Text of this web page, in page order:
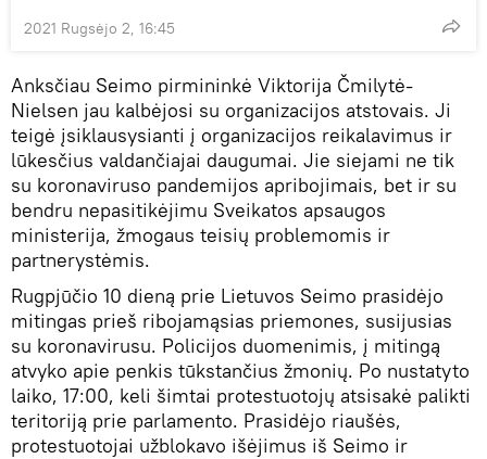
2021 Rugsėjo 2, 16:45
Anksčiau Seimo pirmininkė Viktorija Čmilytė-
Nielsen jau kalbėjosi su organizacijos atstovais. Ji
teigė įsiklausysianti į organizacijos reikalavimus ir
lūkesčius valdančiajai daugumai. Jie siejami ne tik
su koronaviruso pandemijos apribojimais, bet ir su
bendru nepasitikėjimu Sveikatos apsaugos
ministerija, žmogaus teisių problemomis ir
partnerystėmis.
Rugpjūčio 10 dieną prie Lietuvos Seimo prasidėjo
mitingas prieš ribojamąsias priemones, susijusias
su koronavirusu. Policijos duomenimis, į mitingą
atvyko apie penkis tūkstančius žmonių. Po nustatyto
laiko, 17:00, keli šimtai protestuotojų atsisakė palikti
teritoriją prie parlamento. Prasidėjo riaušės,
protestuotojai užblokavo išėjimus iš Seimo ir